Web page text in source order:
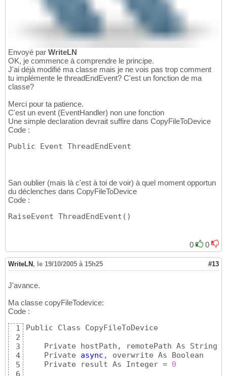
Envoyé par WriteLN
OK, je commence à comprendre le principe.
J'ai déjà modifié ma classe mais je ne vois pas trop comment
tu implémente le threadEndEvent? C'est un fonction de ma
classe?
Merci pour ta patience.
C'est un event (EventHandler) non une fonction
Une simple declaration devrait suffire dans CopyFileToDevice
Code :
Public Event ThreadEndEvent
San oublier (mais là c'est à toi de voir) à quel moment opportun
du déclenches dans CopyFileToDevice
Code :
RaiseEvent ThreadEndEvent ( )
0 0
WriteLN, le 19/10/2005 à 15h25 #13
J'avance.
Ma classe copyFileTodevice:
Code :
1
2
3
4
5
6
Public Class CopyFileToDevice
    Private hostPath, remotePath As String
    Private
async , overwrite As Boolean
    Private result As Integer =
0